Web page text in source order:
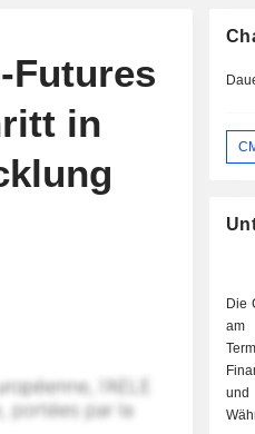
Futures
in
Die
am
und